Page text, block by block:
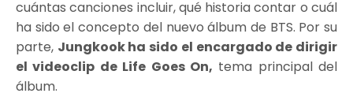
cuántas canciones incluir, qué historia contar o cuál
ha sido el concepto del nuevo álbum de BTS. Por su
parte, Jungkook ha sido el encargado de dirigir
el videoclip de Life Goes On, tema principal del
álbum.